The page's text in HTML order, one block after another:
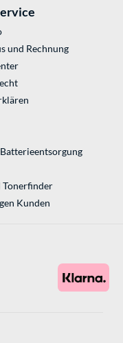
und Rechnung
Tonerfinder
Kunden